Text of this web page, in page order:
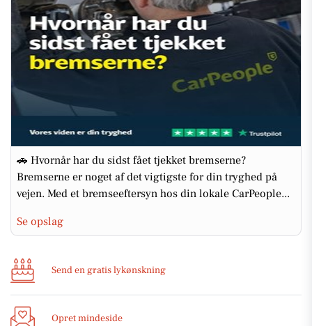
🚗 Hvornår har du sidst fået tjekket bremserne?
Bremserne er noget af det vigtigste for din tryghed på
vejen. Med et bremseeftersyn hos din lokale CarPeople...
Se opslag
Send en gratis lykønskning
Opret mindeside